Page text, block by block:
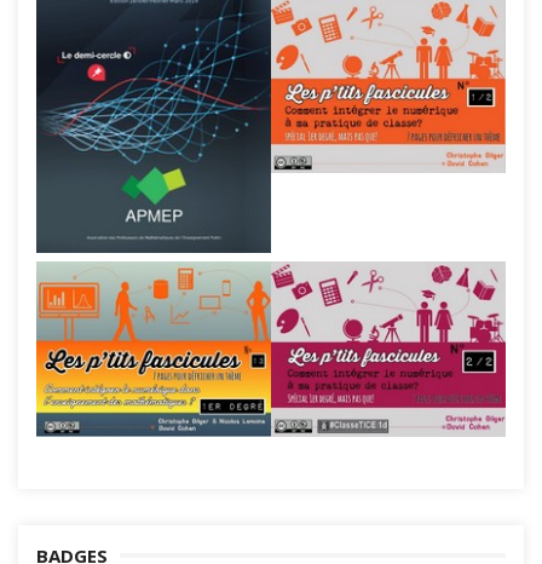
BADGES